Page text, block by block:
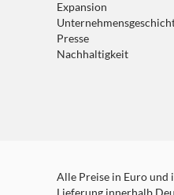
Expansion
Presse
Nachhaltigkeit
Alle Preise in Euro und
Lieferung innerhalb